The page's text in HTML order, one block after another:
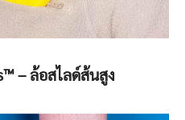
– ล้อสไลด์ส้นสูง